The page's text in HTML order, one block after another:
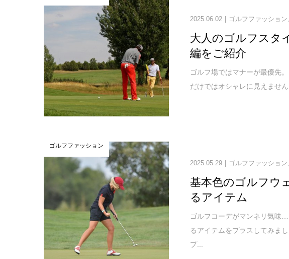
2025.06.02 ゴルフファッション,
大人のゴルフスタ
編をご紹介
ゴルフ場ではマナーが最優先
だけではオシャレに見えませ
ゴルフファッション
2025.05.29 ゴルフファッション
基本色のゴルフウ
るアイテム
ゴルフコーデがマンネリ気味
るアイテムをプラスしてみま
プ...